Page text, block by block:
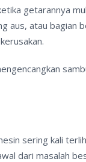
getarannya
aus, atau
sering kali
dari masalah